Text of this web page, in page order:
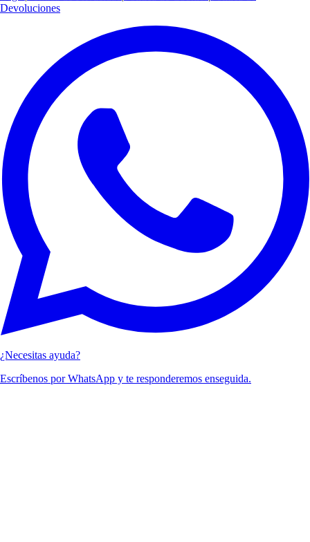
Devoluciones
¿Necesitas ayuda?
Escríbenos por WhatsApp y te responderemos enseguida.